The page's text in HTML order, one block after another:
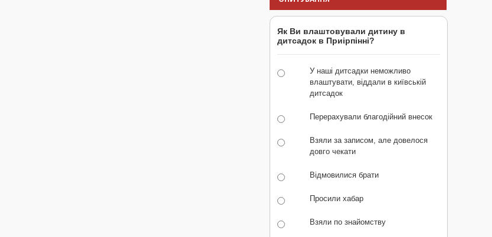
Як Ви влаштовували дитину в
дитсадок в Приірпінні?
У наші дитсадки неможливо
влаштувати, віддали в київській
дитсадок
Перерахували благодійний внесок
Взяли за записом, але довелося
довго чекати
Відмовилися брати
Просили хабар
Взяли по знайомству